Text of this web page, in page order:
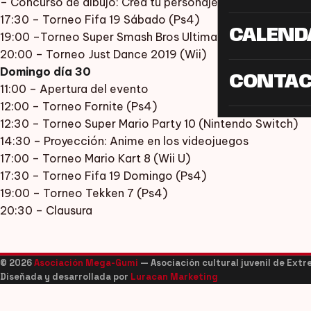
17:30 – Torneo Fifa 19 Sábado (Ps4)
19:00 –Torneo Super Smash Bros Ultimate (Nintendo
20:00 – Torneo Just Dance 2019 (Wii)
Domingo día 30
11:00 – Apertura del evento
12:00 – Torneo Fornite (Ps4)
12:30 – Torneo Super Mario Party 10 (Nintendo Switch)
14:30 – Proyección: Anime en los videojuegos
17:00 – Torneo Mario Kart 8 (Wii U)
17:30 – Torneo Fifa 19 Domingo (Ps4)
19:00 – Torneo Tekken 7 (Ps4)
20:30 – Clausura
© 2026Asociación Mega-Gumi — Asociación cultural juvenil de
Diseñada y desarrollada por Luracan Marketing